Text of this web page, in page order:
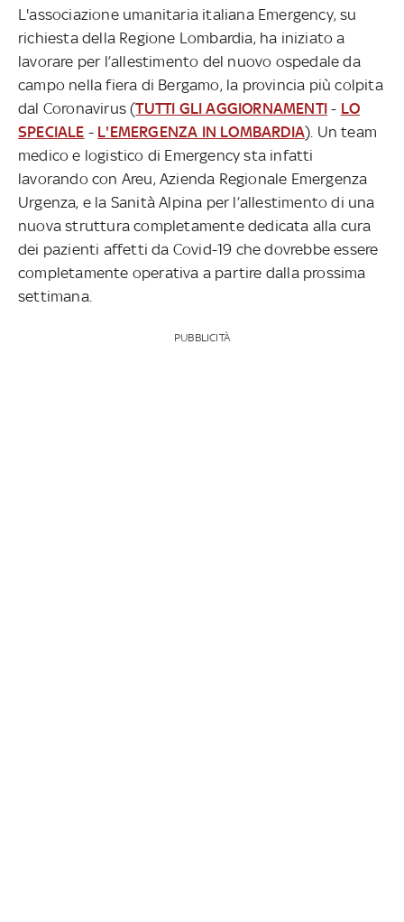
L'associazione umanitaria italiana Emergency, su
richiesta della Regione Lombardia, ha iniziato a
lavorare per l’allestimento del nuovo ospedale da
campo nella fiera di Bergamo, la provincia più colpita
dal Coronavirus (TUTTI GLI AGGIORNAMENTI - LO
SPECIALE - L'EMERGENZA IN LOMBARDIA). Un team
medico e logistico di Emergency sta infatti
lavorando con Areu, Azienda Regionale Emergenza
Urgenza, e la Sanità Alpina per l’allestimento di una
nuova struttura completamente dedicata alla cura
dei pazienti affetti da Covid-19 che dovrebbe essere
completamente operativa a partire dalla prossima
settimana.
PUBBLICITÀ